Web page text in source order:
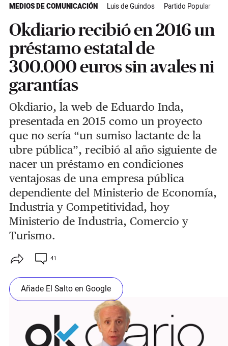
MEDIOS DE COMUNICACIÓN Luis de Guindos Partido Popular
Okdiario recibió en 2016 un
préstamo estatal de
300.000 euros sin avales ni
garantías
Okdiario, la web de Eduardo Inda,
presentada en 2015 como un proyecto
que no sería “un sumiso lactante de la
ubre pública”, recibió al año siguiente de
nacer un préstamo en condiciones
ventajosas de una empresa pública
dependiente del Ministerio de Economía,
Industria y Competitividad, hoy
Ministerio de Industria, Comercio y
Turismo.
41
Añade El Salto en Google